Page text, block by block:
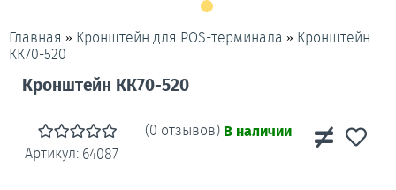
Главная » Кронштейн для POS-терминала » Кронштейн
КК70-520
Кронштейн КК70-520
(0 отзывов) В наличии
Артикул: 64087